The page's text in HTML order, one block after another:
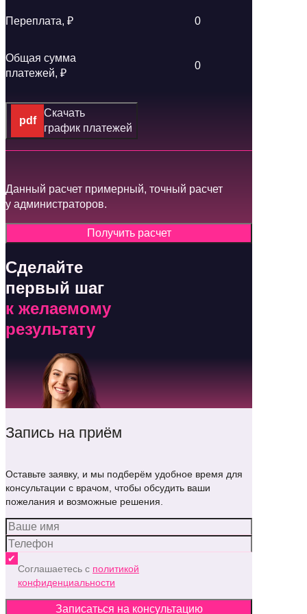
Данный расчет примерный, точный расчет
у администраторов.
Получить расчет
Переплата, ₽ 0
Общая сумма
платежей, ₽
0
Скачать
график платежей
Сделайте
первый шаг
к желаемому
результату
Запись на приём
Оставьте заявку, и мы подберём удобное время для
консультации с врачом, чтобы обсудить ваши
пожелания и возможные решения.
Соглашаетесь с политикой
конфиденциальности
Записаться на консультацию